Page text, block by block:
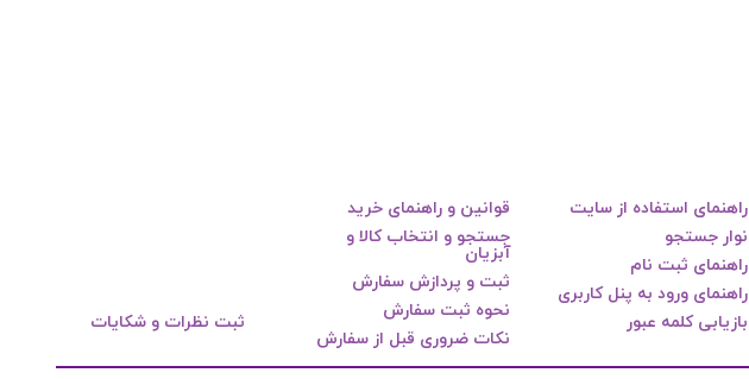
راهنمای استفاده از سایت
نوار جستجو
راهنمای ثبت نام
راهنمای ورود به پنل کاربری
بازیابی کلمه عبور
قوانین و راهنمای خرید
جستجو و انتخاب کالا و
آبزیان
ثبت و پردازش سفارش
نحوه ثبت سفارش
نکات ضروری قبل از سفارش
ثبت نظرات و شکایات